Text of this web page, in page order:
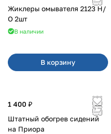
Жиклеры омывателя 2123 Н/
О 2шт
В наличии
В корзину
1 400 ₽
Штатный обогрев сидений
на Приора